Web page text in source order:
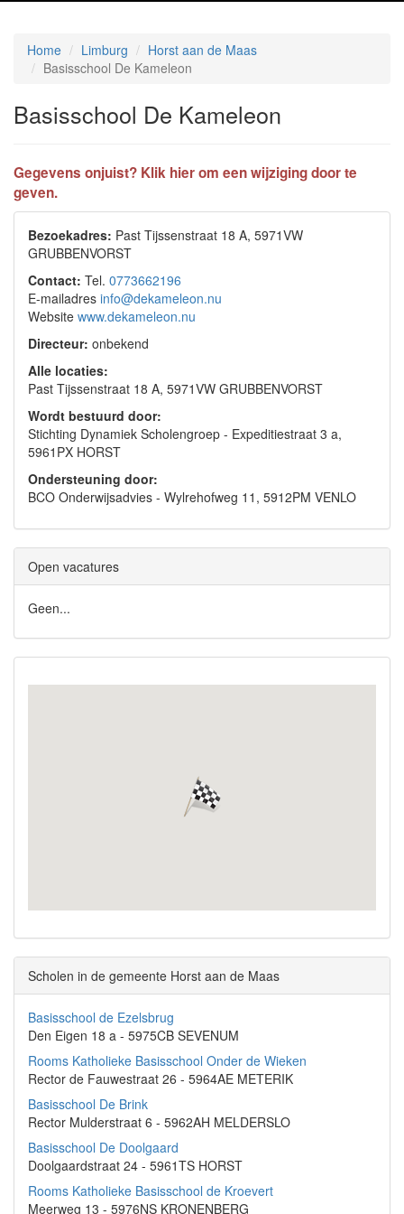
Home Limburg
Horst aan de Maas
Basisschool De Kameleon
Basisschool De Kameleon
Gegevens onjuist? Klik hier om een wijziging door te
geven.
Bezoekadres: Past Tijssenstraat 18 A, 5971VW
GRUBBENVORST
Contact: Tel. 0773662196
E-mailadres info@dekameleon.nu
Website www.dekameleon.nu
Directeur: onbekend
Alle locaties:
Past Tijssenstraat 18 A, 5971VW GRUBBENVORST
Wordt bestuurd door:
Stichting Dynamiek Scholengroep - Expeditiestraat 3 a,
5961PX HORST
Ondersteuning door:
BCO Onderwijsadvies - Wylrehofweg 11, 5912PM VENLO
Open vacatures
Geen...
Scholen in de gemeente Horst aan de Maas
Basisschool de Ezelsbrug
Den Eigen 18 a - 5975CB SEVENUM
Rooms Katholieke Basisschool Onder de Wieken
Rector de Fauwestraat 26 - 5964AE METERIK
Basisschool De Brink
Rector Mulderstraat 6 - 5962AH MELDERSLO
Basisschool De Doolgaard
Doolgaardstraat 24 - 5961TS HORST
Rooms Katholieke Basisschool de Kroevert
Meerweg 13 - 5976NS KRONENBERG